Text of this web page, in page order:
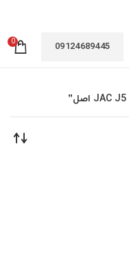
09124689445
0